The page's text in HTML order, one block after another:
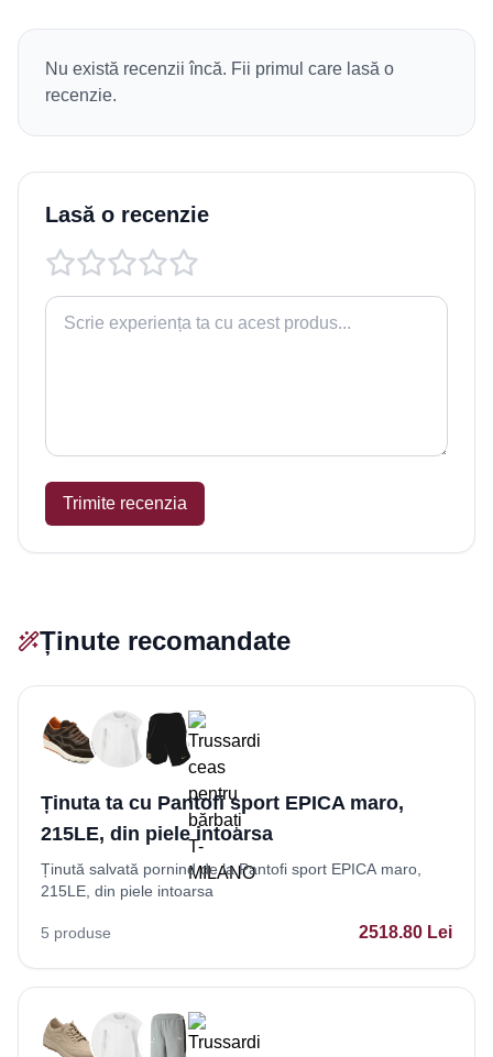
Nu există recenzii încă. Fii primul care lasă o
recenzie.
Lasă o recenzie
Trimite recenzia
Ținute recomandate
Ținuta ta cu Pantofi sport EPICA maro,
215LE, din piele intoarsa
Ținută salvată pornind de la Pantofi sport EPICA maro,
215LE, din piele intoarsa
5 produse 2518.80 Lei